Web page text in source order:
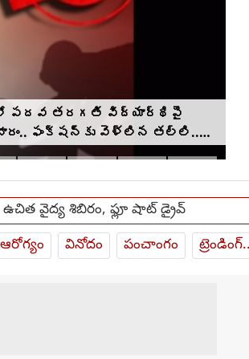
పదవ తరగతి విద్యార్థిపై
ఫంక్షన్‌కు వెళ్లిన తల్లి..
విగతజీవిగా..?
వైద్య శిబిరం, ఫ్లూ షాట్ డ్రైవ్
ఆరోగ్యం వినోదం పంచాంగం